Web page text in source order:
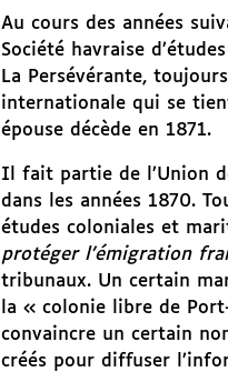
Au cours des années
Société havraise
La Persévérante,
internationale qui se
épouse décède en 1871.
Il fait partie de l’Union
dans les années 1870.
études coloniales et
protéger l’émigration
tribunaux. Un certain
la « colonie libre de
convaincre un certain
créés pour diffuser